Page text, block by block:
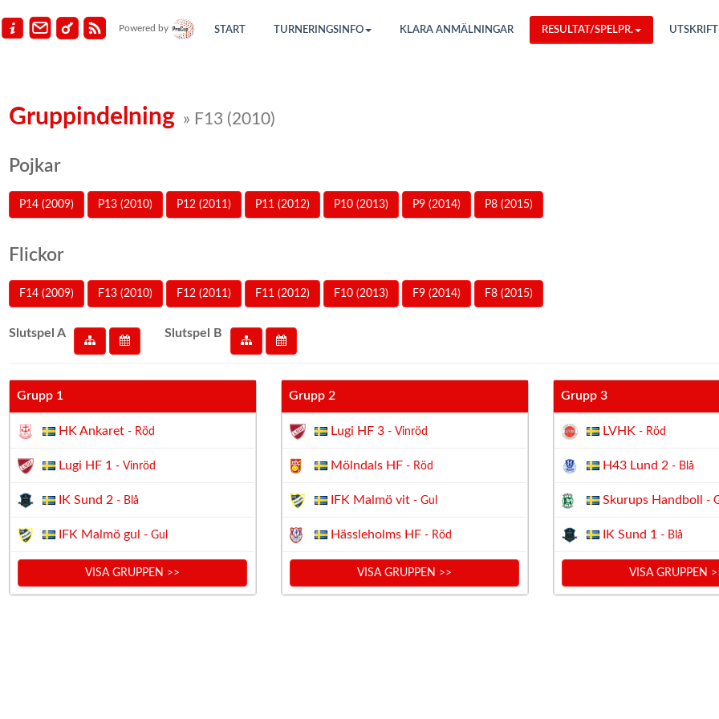
Powered by START TURNERINGSINFO KLARA ANMÄLNINGAR RESULTAT/SPELPR.
Gruppindelning » F13 (2010)
Pojkar
P14 (2009) P13 (2010) P12 (2011) P11 (2012) P10 (2013) P9 (2014) P8 (2015)
Flickor
F14 (2009) F13 (2010) F12 (2011) F11 (2012) F10 (2013) F9 (2014) F8 (2015)
Slutspel A Slutspel B
Grupp 1
HK Ankaret - Röd
Lugi HF 1 - Vinröd
IK Sund 2 - Blå
IFK Malmö gul - Gul
VISA GRUPPEN >>
Grupp 2
Lugi HF 3- Vinröd
Mölndals HF - Röd
IFK Malmö vit- Gul
Hässleholms HF - Röd
VISA GRUPPEN >>
Grupp 3
LVHK- Röd
H43 Lund 2- Blå
Skurups Handboll -
IK Sund 1 - Blå
VISA GRUPPEN